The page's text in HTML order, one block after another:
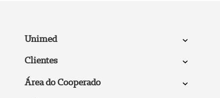
Unimed
Clientes
Área do Cooperado